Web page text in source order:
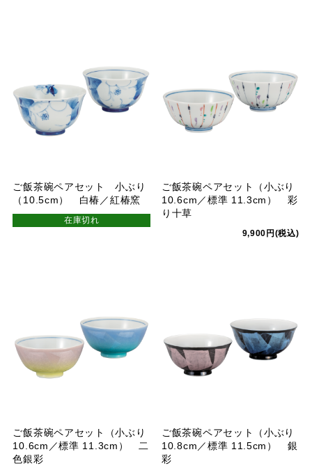
ご飯茶碗ペアセット 小ぶり
（10.5cm） 白椿／紅椿窯
在庫切れ
ご飯茶碗ペアセット（小ぶり
10.6cm／標準 11.3cm） 彩
り十草
9,900円(税込)
ご飯茶碗ペアセット（小ぶり
10.6cm／標準 11.3cm） 二
色銀彩
ご飯茶碗ペアセット（小ぶり
10.8cm／標準 11.5cm） 銀
彩